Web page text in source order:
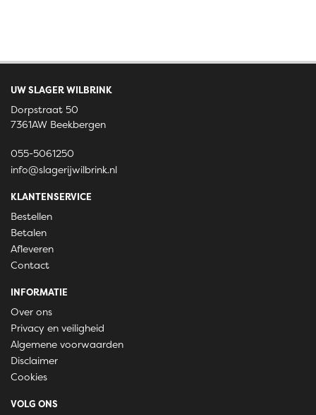
UW SLAGER WILBRINK
Dorpstraat 50
7361AW Beekbergen
055-5061250
info@slagerijwilbrink.nl
KLANTENSERVICE
Bestellen
Betalen
Afleveren
Contact
INFORMATIE
Over ons
Privacy en veiligheid
Algemene voorwaarden
Disclaimer
Cookies
VOLG ONS